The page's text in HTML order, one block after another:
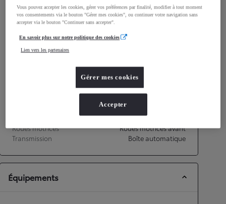
Consommation mixte 4,9L/100 km
Émissions CO2
Performances
Accélération 0-100km/h
Roues motrices
Roues motrices avant
Transmission
Boîte automatique
Équipements
Vous pouvez accepter les cookies, gérer vos préférences par finalité, modifier à tout moment
vos consentements via le bouton "Gérer mes cookies", ou continuer votre navigation sans
accepter via le bouton "Continuer sans accepter".
En savoir plus sur notre politique des cookies
Lien vers les partenaires
Gérer mes cookies
Accepter